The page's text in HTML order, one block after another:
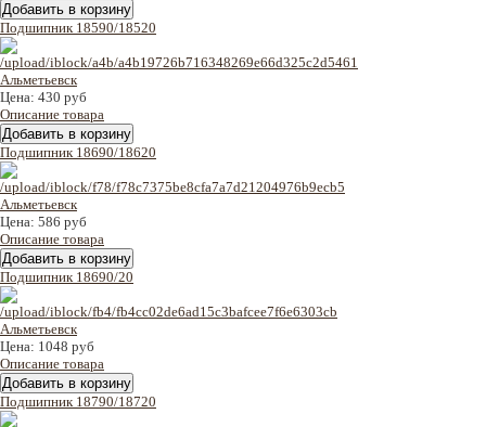
Подшипник 18590/18520
Цена: 430 руб
Описание товара
Подшипник 18690/18620
Цена: 586 руб
Описание товара
Подшипник 18690/20
Цена: 1048 руб
Описание товара
Подшипник 18790/18720